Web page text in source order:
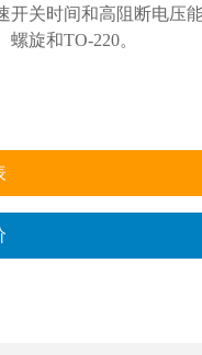
关时间和高阻断电压
旋和TO-220。